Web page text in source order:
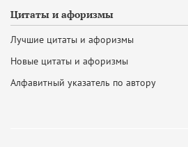
Цитаты и афоризмы
Лучшие цитаты и афоризмы
Новые цитаты и афоризмы
Алфавитный указатель по автору